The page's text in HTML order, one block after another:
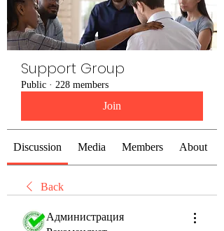
Support Group
Public · 228 members
Join
Discussion Media Members About
Back
Администрация